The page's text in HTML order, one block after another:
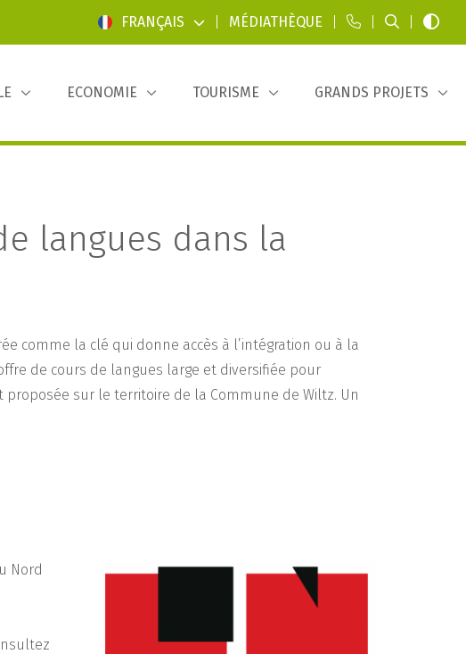
FRANÇAIS MÉDIATHÈQUE
ECONOMIE TOURISME GRANDS PROJETS
langues dans la
comme la clé qui donne accès à l’intégration ou à la
de cours de langues large et diversifiée pour
sur le territoire de la Commune de Wiltz. Un
Nord